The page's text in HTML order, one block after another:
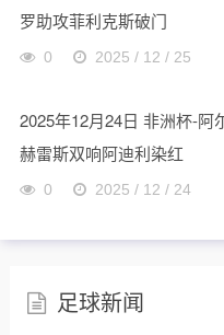
罗助攻菲利克斯破门
0 2025 / 12 / 25
2025年12月24日 非洲杯-阿
赫雷斯双响阿迪利染红
0 2025 / 12 / 24
足球新闻